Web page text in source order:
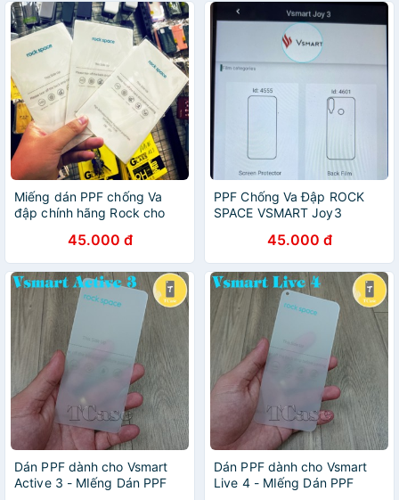
Miếng dán PPF chống Va
đập chính hãng Rock cho
45.000 đ
PPF Chống Va Đập ROCK
SPACE VSMART Joy3
45.000 đ
Dán PPF dành cho Vsmart
Active 3 - MIếng Dán PPF
Dán PPF dành cho Vsmart
Live 4 - MIếng Dán PPF